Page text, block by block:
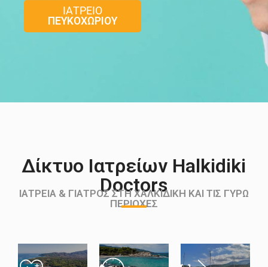
ΙΑΤΡΕΙΟ
ΠΕΥΚΟΧΩΡΙΟΥ
Δίκτυο Ιατρείων Halkidiki
Doctors
ΙΑΤΡΕΊΑ & ΓΙΑΤΡΌΣ ΣΤΗ ΧΑΛΚΙΔΙΚΉ ΚΑΙ ΤΙΣ ΓΎΡΩ
ΠΕΡΙΟΧΈΣ